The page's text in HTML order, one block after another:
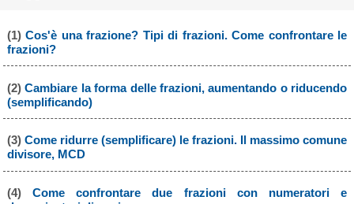
(1)Cos'è una frazione? Tipi di frazioni. Come confrontare le
frazioni?
(2)Cambiare la forma delle frazioni, aumentando o riducendo
(semplificando)
(3) Come ridurre (semplificare) le frazioni. Il massimo comune
divisore, MCD
(4) Come confrontare due frazioni con numeratori e